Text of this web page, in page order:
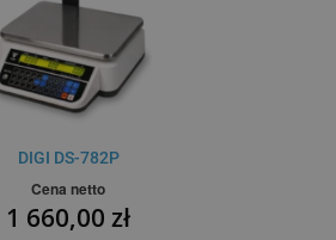
DIGI DS-782P
Cena netto
1 660,00 zł